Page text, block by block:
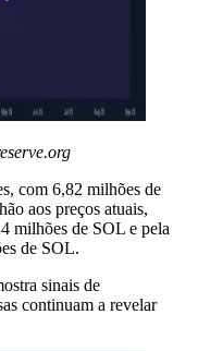
com 6,82 milhões de
aos preços atuais,
milhões de SOL e pela
de SOL.
sinais de
continuam a revelar